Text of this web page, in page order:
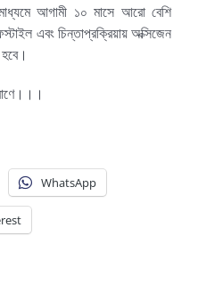
আগামী ১০ মাসে আরো বেশি
এবং চিন্তাপ্রক্রিয়ায় অক্সিজেন
WhatsApp